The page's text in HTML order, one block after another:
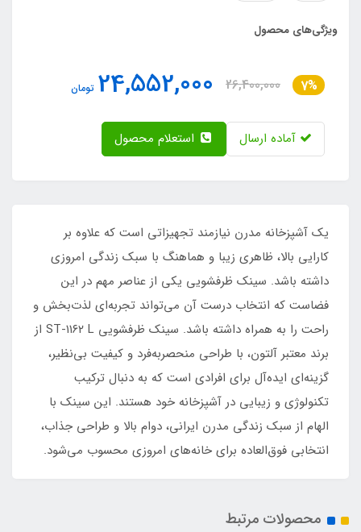
ویژگی‌های محصول
7%
26,400,000
24,552,000 تومان
آماده ارسال
یک آشپزخانه مدرن نیازمند تجهیزاتی است که علاوه بر
کارایی بالا، ظاهری زیبا و هماهنگ با سبک زندگی امروزی
داشته باشد. سینک ظرفشویی یکی از عناصر مهم در این
فضاست که انتخاب درست آن می‌تواند تجربه‌ای لذت‌بخش و
راحت را به همراه داشته باشد. سینک ظرفشویی ST-۱۱۶۲ L از
برند معتبر آلتون، با طراحی منحصربه‌فرد و کیفیت بی‌نظیر،
گزینه‌ای ایده‌آل برای افرادی است که به دنبال ترکیب
تکنولوژی و زیبایی در آشپزخانه خود هستند. این سینک با
الهام از سبک زندگی مدرن ایرانی، دوام بالا و طراحی جذاب،
انتخابی فوق‌العاده برای خانه‌های امروزی محسوب می‌شود.
محصولات مرتبط